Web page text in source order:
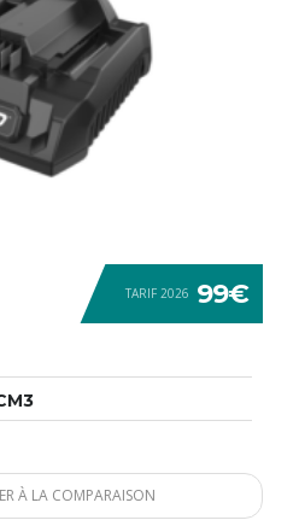
TARIF 2026 99€
À LA COMPARAISON